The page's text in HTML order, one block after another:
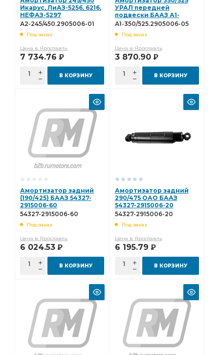
Икарус, ЛиАЗ-5256, 6216,
НЕФАЗ-5297
(152.2905006) БААЗ А2-
А2-245/450.2905006-01
Под заказ
Цена в Ярославль
7 734.76 Р
В КОРЗИНУ
УРАЛ передней
подвески БААЗ А1-
350/525.2905006-05
А1-350/525.2905006-05
Под заказ
Цена в Ярославль
3 870.90 Р
В КОРЗИНУ
Амортизатор задний
(190/425) БААЗ 54327-
2915006-60
54327-2915006-60
Под заказ
Цена в Ярославль
6 024.53 Р
В КОРЗИНУ
Амортизатор задний
290/475 ОАО БААЗ
54327-2915006-20
54327-2915006-20
Под заказ
Цена в Ярославль
6 195.79 Р
В КОРЗИНУ